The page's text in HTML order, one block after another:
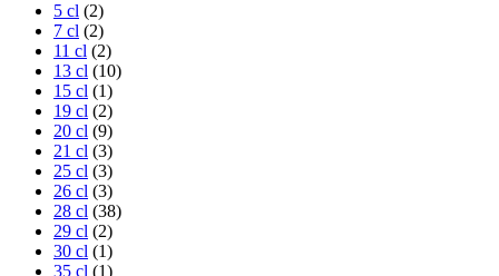
5 cl (2)
7 cl (2)
11 cl (2)
13 cl (10)
15 cl (1)
19 cl (2)
20 cl (9)
21 cl (3)
25 cl (3)
26 cl (3)
28 cl (38)
29 cl (2)
30 cl (1)
35 cl (1)